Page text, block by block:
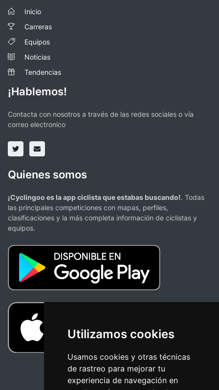
Utilizamos cookies
Usamos cookies y otras técnicas
de rastreo para mejorar tu
experiencia de navegación en
Inicio
Carreras
Equipos
Noticias
Tendencias
¡Hablemos!
Contacta con nosotros a través de las redes sociales o vía
correo electronico
Quienes somos
¡Cyclingoo es la app ciclista que estabas buscando!. Todas
las principales competiciones con mapas, perfiles,
clasificaciones y la más completa información de ciclistas y
equipos.